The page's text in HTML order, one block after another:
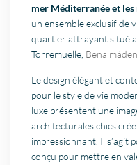
mer Méditerranée et les
un ensemble exclusif de
quartier attrayant situé
Torremuelle,
Le design élégant et
pour le style de vie
luxe présentent une
architecturales chics
impressionnant. Il s’agit
conçu pour mettre en